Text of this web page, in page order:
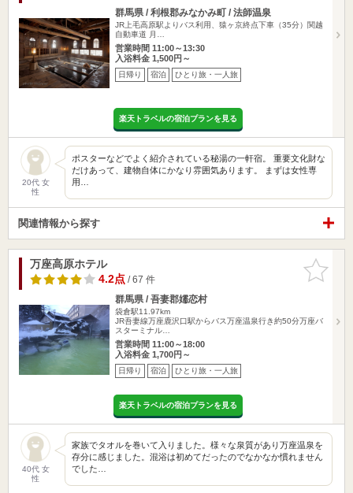
群馬県 / 利根郡みなかみ町 / 法師温泉
JR上毛高原駅よりバス利用、猿ヶ京終点下車（35分）関越
自動車道 月…
営業時間 11:00～13:30
入浴料金 1,500円～
日帰り 宿泊 ひとり旅・一人旅
楽天トラベルの宿泊プランを見る
20代 女
性
ポスターなどでよく紹介されている秘湯の一軒宿。 重要文化財な
だけあって、建物自体にかなり雰囲気あります。 まずは女性専
用…
関連情報から探す
お気に入
りに追加
万座高原ホテル
4.2点/ 67 件
群馬県 / 吾妻郡嬬恋村
袋倉駅11.97km
JR吾妻線万座鹿沢口駅からバス万座温泉行き約50分万座バ
スターミナル…
営業時間 11:00～18:00
入浴料金 1,700円～
日帰り 宿泊 ひとり旅・一人旅
楽天トラベルの宿泊プランを見る
40代 女
性
家族でタオルを巻いて入りました。様々な泉質があり万座温泉を
存分に感じました。混浴は初めてだったのでなかなか慣れません
でした…